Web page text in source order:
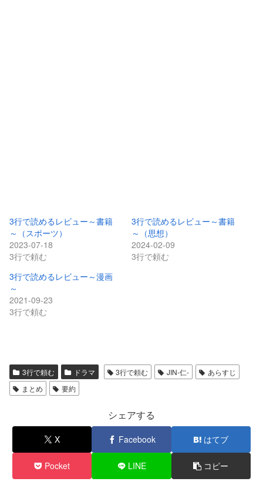
3行で読めるレビュー～書籍
～（スポーツ）
2023-07-18
3行で頼む
3行で読めるレビュー～書籍
～（思想）
2024-02-09
3行で頼む
3行で読めるレビュー～漫画
～
2021-09-23
3行で頼む
3行で頼む ドラマ 3行で頼む JIN-仁-
あらすじ
まとめ
要約
シェアする
X Facebook はてブ
Pocket LINE コピー